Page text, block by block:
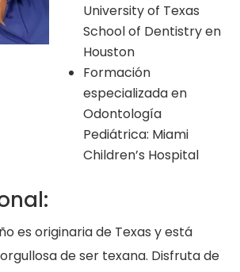
University of Texas
School of Dentistry en
Houston
Formación
especializada en
Odontología
Pediátrica: Miami
Children’s Hospital
es originaria de Texas y está
de ser texana. Disfruta de